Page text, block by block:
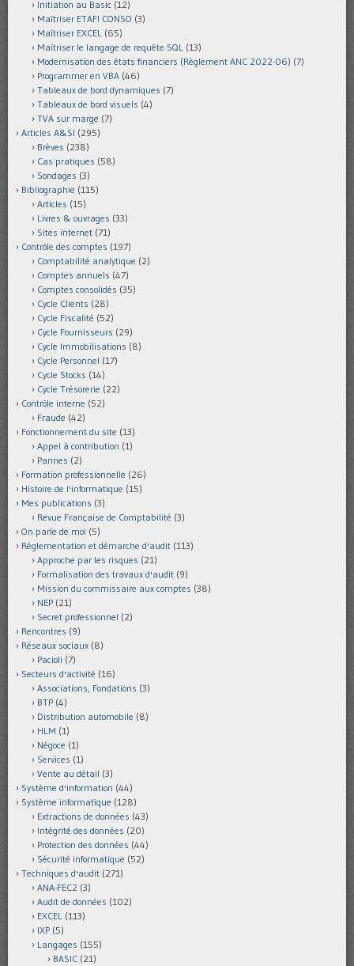
Initiation au Basic (12)
Maîtriser ETAFI CONSO (3)
Maîtriser EXCEL (65)
Maîtriser le langage de requête SQL (13)
Modernisation des états financiers (Règlement ANC 2022-06) (7)
Programmer en VBA (46)
Tableaux de bord dynamiques (7)
Tableaux de bord visuels (4)
TVA sur marge (7)
Articles A&SI (295)
Brèves (238)
Cas pratiques (58)
Sondages (3)
Bibliographie (115)
Articles (15)
Livres & ouvrages (33)
Sites internet (71)
Contrôle des comptes (197)
Comptabilité analytique (2)
Comptes annuels (47)
Comptes consolidés (35)
Cycle Clients (28)
Cycle Fiscalité (52)
Cycle Fournisseurs (29)
Cycle Immobilisations (8)
Cycle Personnel (17)
Cycle Stocks (14)
Cycle Trésorerie (22)
Contrôle interne (52)
Fraude (42)
Fonctionnement du site (13)
Appel à contribution (1)
Pannes (2)
Formation professionnelle (26)
Histoire de l'informatique (15)
Mes publications (3)
Revue Française de Comptabilité (3)
On parle de moi (5)
Réglementation et démarche d'audit (113)
Approche par les risques (21)
Formalisation des travaux d'audit (9)
Mission du commissaire aux comptes (38)
NEP (21)
Secret professionnel (2)
Rencontres (9)
Réseaux sociaux (8)
Pacioli (7)
Secteurs d'activité (16)
Associations, Fondations (3)
BTP (4)
Distribution automobile (8)
HLM (1)
Négoce (1)
Services (1)
Vente au détail (3)
Système d'information (44)
Système informatique (128)
Extractions de données (43)
Intégrité des données (20)
Protection des données (44)
Sécurité informatique (52)
Techniques d'audit (271)
ANA-FEC2 (3)
Audit de données (102)
EXCEL (113)
IXP (5)
Langages (155)
BASIC (21)